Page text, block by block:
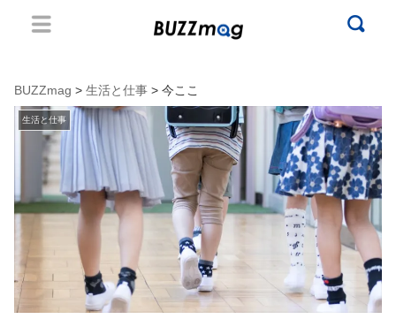
BUZZmag > 生活と仕事 > 今ここ
生活と仕事